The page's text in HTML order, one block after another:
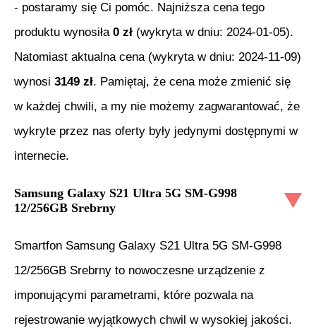
- postaramy się Ci pomóc. Najniższa cena tego
produktu wynosiła 0 zł (wykryta w dniu: 2024-01-05).
Natomiast aktualna cena (wykryta w dniu: 2024-11-09)
wynosi 3149 zł. Pamiętaj, że cena może zmienić się
w każdej chwili, a my nie możemy zagwarantować, że
wykryte przez nas oferty były jedynymi dostępnymi w
internecie.
Samsung Galaxy S21 Ultra 5G SM-G998
12/256GB Srebrny
Smartfon Samsung Galaxy S21 Ultra 5G SM-G998
12/256GB Srebrny to nowoczesne urządzenie z
imponującymi parametrami, które pozwala na
rejestrowanie wyjątkowych chwil w wysokiej jakości.